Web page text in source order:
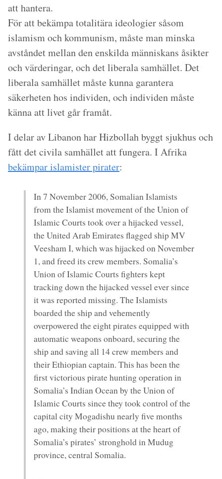
att hantera.
För att bekämpa totalitära ideologier såsom
islamism och kommunism, måste man minska
avståndet mellan den enskilda människans åsikter
och värderingar, och det liberala samhället. Det
liberala samhället måste kunna garantera
säkerheten hos individen, och individen måste
känna att livet går framåt.
I delar av Libanon har Hizbollah byggt sjukhus och
fått det civila samhället att fungera. I Afrika
bekämpar islamister pirater:
In 7 November 2006, Somalian Islamists
from the Islamist movement of the Union of
Islamic Courts took over a hijacked vessel,
the United Arab Emirates flagged ship MV
Veesham I, which was hijacked on November
1, and freed its crew members. Somalia’s
Union of Islamic Courts fighters kept
tracking down the hijacked vessel ever since
it was reported missing. The Islamists
boarded the ship and vehemently
overpowered the eight pirates equipped with
automatic weapons onboard, securing the
ship and saving all 14 crew members and
their Ethiopian captain. This has been the
first victorious pirate hunting operation in
Somalia’s Indian Ocean by the Union of
Islamic Courts since they took control of the
capital city Mogadishu nearly five months
ago, making their positions at the heart of
Somalia’s pirates’ stronghold in Mudug
province, central Somalia.
…